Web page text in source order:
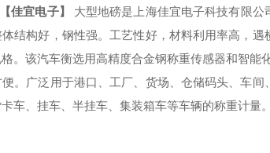
佳宜电子】 大型地磅是上海佳宜电子科技有限
结构好，钢性强。工艺性好，材料利用率高，
。该汽车衡选用高精度合金钢称重传感器和智能
。广泛用于港口、工厂、货场、仓储码头、车
车、挂车、半挂车、集装箱车等车辆的称重计量。